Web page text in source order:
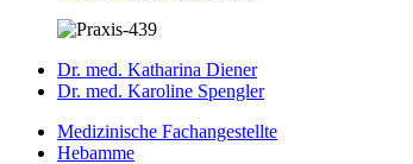
Dr. med. Katharina Diener
Dr. med. Karoline Spengler
Medizinische Fachangestellte
Hebamme